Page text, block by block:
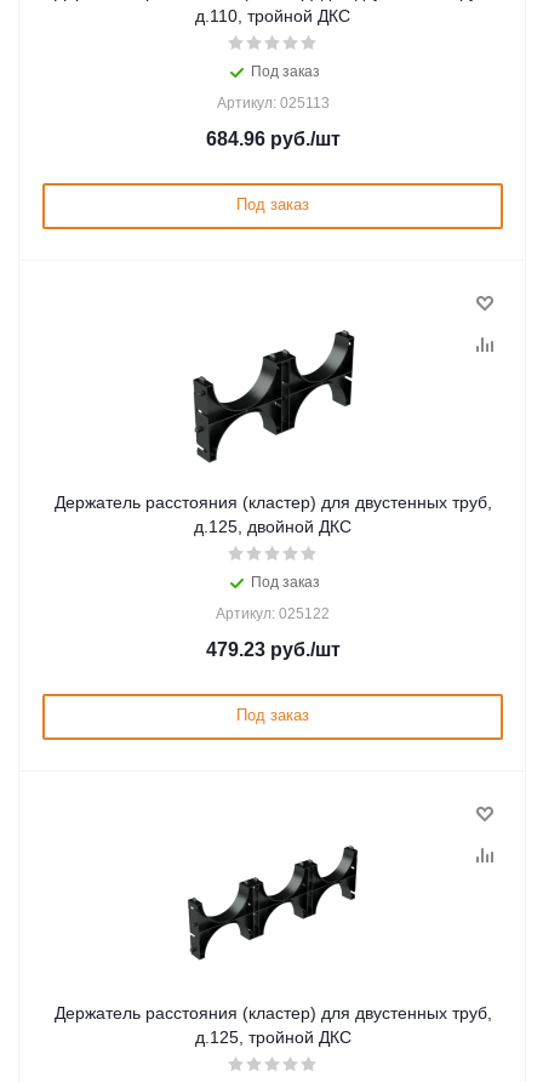
д.110, тройной ДКС
Под заказ
Артикул: 025113
684.96руб./шт
Под заказ
Держатель расстояния (кластер) для двустенных труб,
д.125, двойной ДКС
Под заказ
Артикул: 025122
479.23руб./шт
Под заказ
Держатель расстояния (кластер) для двустенных труб,
д.125, тройной ДКС